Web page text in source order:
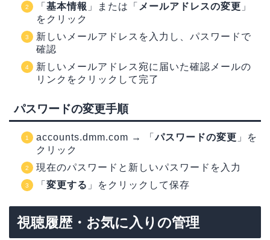
「 基本情報 」または「 メールアドレスの変更 」
をクリック
新しいメールアドレスを入力し、パスワードで
確認
新しいメールアドレス宛に届いた確認メールの
リンクをクリックして完了
パスワードの変更手順
accounts.dmm.com → 「パスワードの変更 」を
クリック
現在のパスワードと新しいパスワードを入力
「 変更する 」をクリックして保存
視聴履歴・お気に入りの管理